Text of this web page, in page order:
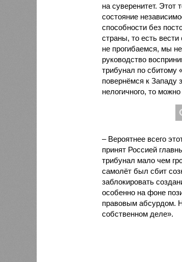
на суверенитет. Этот
состояние
способности без
страны, то есть
не прогибаемся, мы
руководство
трибунал по сбитому
повернёмся к Западу
нелогичного, то
– Вероятнее всего
принят Россией
трибунал мало чем
самолёт был сбит
заблокировать
особенно на фоне
правовым абсурдом.
собственном деле».